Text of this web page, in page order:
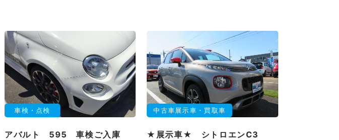
車検・点検
アバルト 595 車検ご入庫
中古車展示車・買取車
★展示車★ シトロエンC3